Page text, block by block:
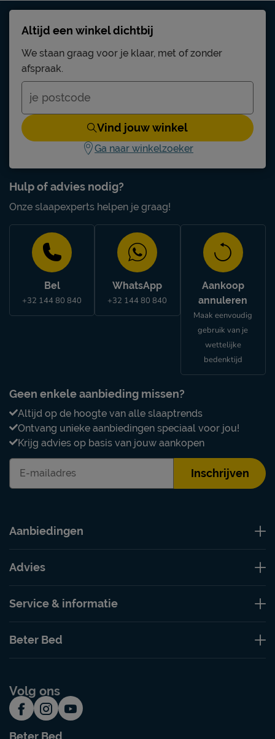
Hulp of advies nodig?
Onze slaapexperts helpen je graag!
Bel
+32 144 80 840
WhatsApp
+32 144 80 840
Aankoop
annuleren
Maak eenvoudig
gebruik van je
wettelijke
bedenktijd
Geen enkele aanbieding missen?
Altijd op de hoogte van alle slaaptrends
Ontvang unieke aanbiedingen speciaal voor jou!
Krijg advies op basis van jouw aankopen
Inschrijven
Altijd een winkel dichtbij
We staan graag voor je klaar, met of zonder
afspraak.
Vind jouw winkel
Ga naar winkelzoeker
Aanbiedingen
Advies
Service & informatie
Beter Bed
Volg ons
Beter Bed